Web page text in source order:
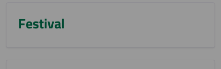
Festival